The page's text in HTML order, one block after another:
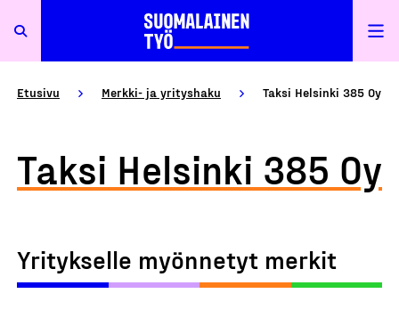
Etusivu Merkki- ja yrityshaku Taksi Helsinki 385 Oy
Taksi Helsinki 385 Oy
Yritykselle myönnetyt merkit